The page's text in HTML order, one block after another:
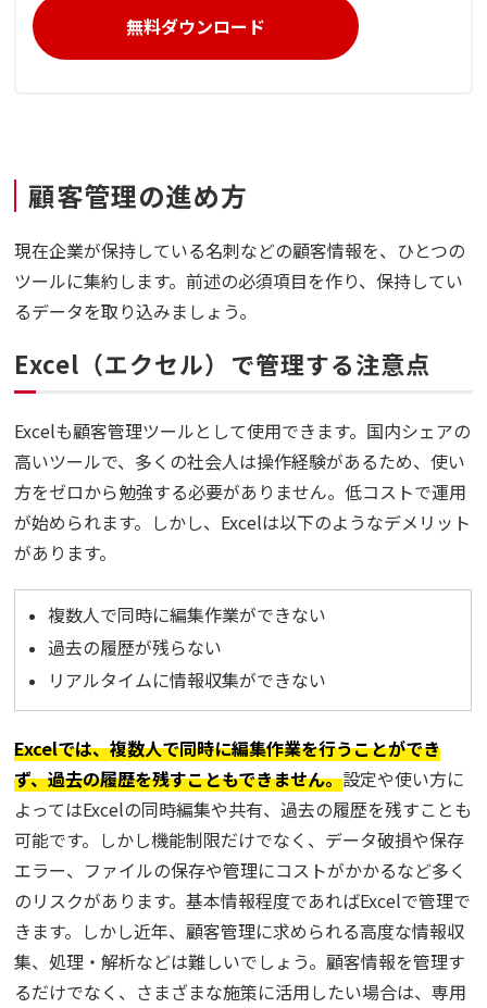
無料ダウンロード
顧客管理の進め方
現在企業が保持している名刺などの顧客情報を、ひとつの
ツールに集約します。前述の必須項目を作り、保持してい
るデータを取り込みましょう。
Excel（エクセル）で管理する注意点
Excelも顧客管理ツールとして使用できます。国内シェアの
高いツールで、多くの社会人は操作経験があるため、使い
方をゼロから勉強する必要がありません。低コストで運用
が始められます。しかし、Excelは以下のようなデメリット
があります。
複数人で同時に編集作業ができない
過去の履歴が残らない
リアルタイムに情報収集ができない
Excelでは、複数人で同時に編集作業を行うことができ
ず、過去の履歴を残すこともできません。設定や使い方に
よってはExcelの同時編集や共有、過去の履歴を残すことも
可能です。しかし機能制限だけでなく、データ破損や保存
エラー、ファイルの保存や管理にコストがかかるなど多く
のリスクがあります。基本情報程度であればExcelで管理で
きます。しかし近年、顧客管理に求められる高度な情報収
集、処理・解析などは難しいでしょう。顧客情報を管理す
るだけでなく、さまざまな施策に活用したい場合は、専用